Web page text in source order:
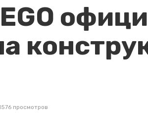
просмотров